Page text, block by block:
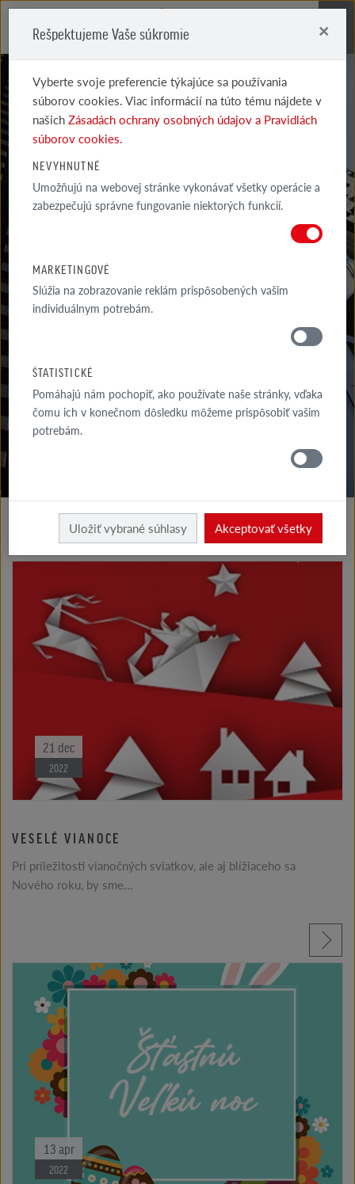
SPRÁVY
NAJNOVŠIE INFORMÁCIE O PRODUKTOCH, AKTUÁLNYCH ZĽAVOVÝCH
SPRÁVY
RÖBEN
ARCHÍV SPRÁV 2022
21 dec
2022
VESELÉ VIANOCE
Pri príležitosti vianočných sviatkov, ale aj blížiaceho sa
Nového roku, by sme...
prečítajte si viac
13 apr
2022
Rešpektujeme Vaše súkromie ×
Vyberte svoje preferencie týkajúce sa používania
súborov cookies. Viac informácií na túto tému nájdete v
našichZásadách ochrany osobných údajov a Pravidlách
súborov cookies.
NEVYHNUTNÉ
Umožňujú na webovej stránke vykonávať všetky operácie a
zabezpečujú správne fungovanie niektorých funkcií.
MARKETINGOVÉ
Slúžia na zobrazovanie reklám prispôsobených vašim
individuálnym potrebám.
ŠTATISTICKÉ
Pomáhajú nám pochopiť, ako používate naše stránky, vďaka
čomu ich v konečnom dôsledku môžeme prispôsobiť vašim
potrebám.
Uložiť vybrané súhlasy Akceptovať všetky